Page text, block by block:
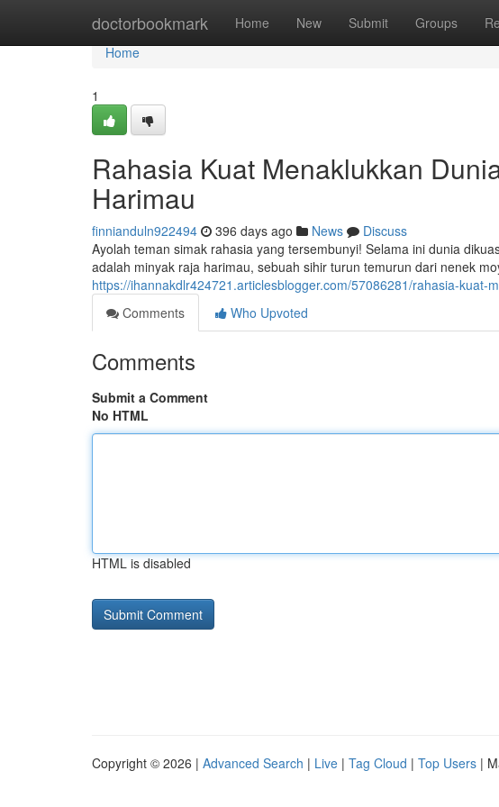
doctorbookmark Home New Submit Groups
Home
Home
1
Rahasia Kuat Menaklukkan
Harimau
finnianduln922494 396 days ago News
Discuss
Ayolah teman simak rahasia yang tersembunyi! Selama ini dunia
adalah minyak raja harimau, sebuah sihir turun temurun dari nenek
https://ihannakdlr424721.articlesblogger.com/57086281/rahasia-kuat-
Comments
Who Upvoted
Comments
Submit a Comment
No HTML
HTML is disabled
Copyright © 2026 | Advanced Search | Live | Tag Cloud | Top Users |